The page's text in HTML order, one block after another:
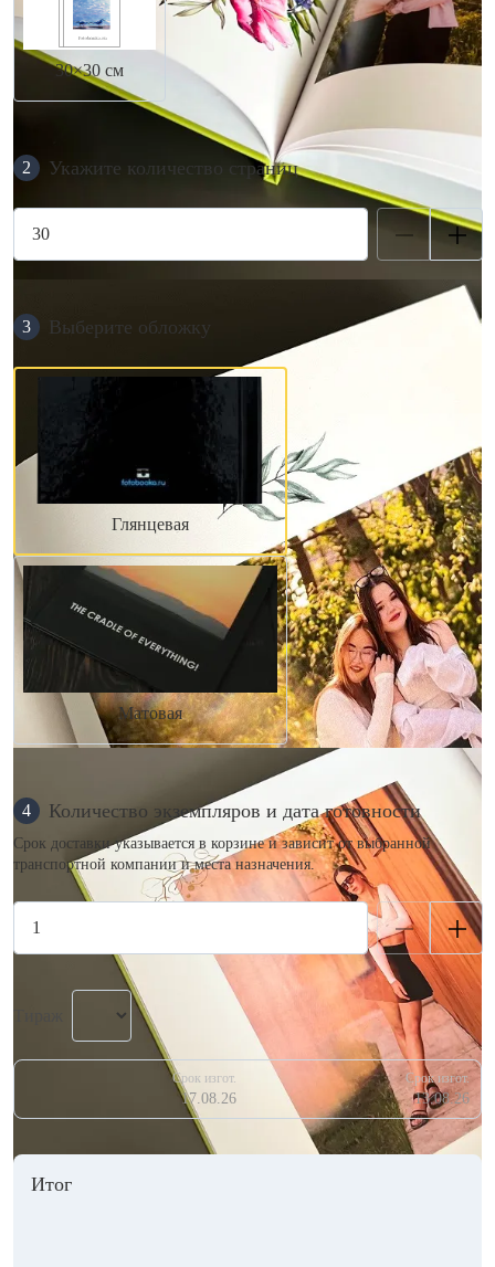
30×30 см
2 Укажите количество страниц
3 Выберите обложку
Глянцевая
Матовая
4 Количество экземпляров и дата готовности
Срок доставки указывается в корзине и зависит от выбранной
транспортной компании и места назначения.
Срок изгот.
17.08.26
Срок изгот.
13.08.26
Итог